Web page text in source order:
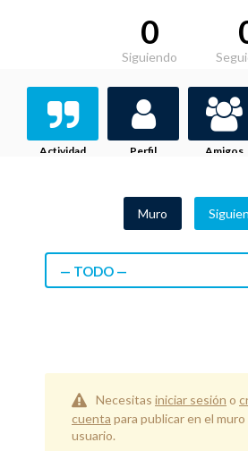
0
Siguiendo
Actividad Perfil Amigos
Muro
— TODO —
Necesitas iniciar sesión o
cuenta para publicar en el
usuario.